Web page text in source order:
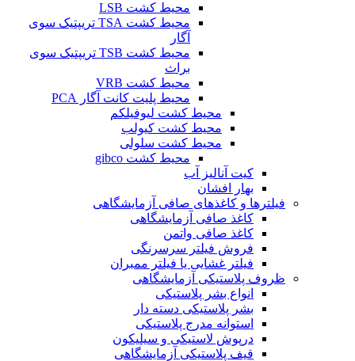
محیط کشت LSB
محیط کشت TSA تریپتیک سوی
محیط کشت TSB تریپتیک سوی
محیط کشت VRB
محیط پلیت کانت آگار PCA
محیط کشت لیوفیلکم
محیط کشت کیولب
محیط کشت سلولی
محیط کشت gibco
کیت آنالیز آب
بهار افشان
فیلترها و کاغذهای صافی آزمایشگاهی
کاغذ صافی آزمایشگاهی
کاغذ صافی واتمن
فروش فیلتر سرسرنگی
فیلتر غشایی یا فیلتر ممبران
ظروف پلاستیکی آزمایشگاهی
انواع بشر پلاستیکی
بشر پلاستیکی دسته دار
استوانه مدرج پلاستیکی
درپوش لاستیکی و سیلیکون
قیف پلاستیکی آزمایشگاهی